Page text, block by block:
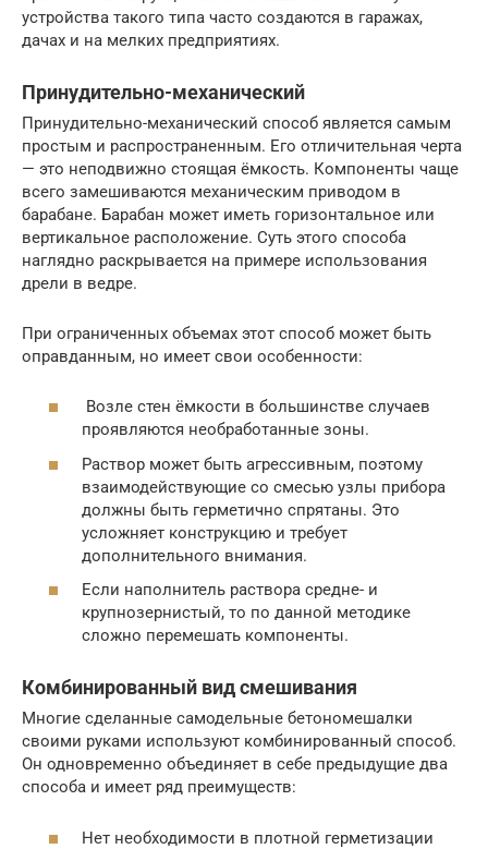
устройства такого типа часто создаются в гаражах,
дачах и на мелких предприятиях.
Принудительно-механический
Принудительно-механический способ является самым
простым и распространенным. Его отличительная черта
— это неподвижно стоящая ёмкость. Компоненты чаще
всего замешиваются механическим приводом в
барабане. Барабан может иметь горизонтальное или
вертикальное расположение. Суть этого способа
наглядно раскрывается на примере использования
дрели в ведре.
При ограниченных объемах этот способ может быть
оправданным, но имеет свои особенности:
Возле стен ёмкости в большинстве случаев
проявляются необработанные зоны.
Раствор может быть агрессивным, поэтому
взаимодействующие со смесью узлы прибора
должны быть герметично спрятаны. Это
усложняет конструкцию и требует
дополнительного внимания.
Если наполнитель раствора средне- и
крупнозернистый, то по данной методике
сложно перемешать компоненты.
Комбинированный вид смешивания
Многие сделанные самодельные бетономешалки
своими руками используют комбинированный способ.
Он одновременно объединяет в себе предыдущие два
способа и имеет ряд преимуществ:
Нет необходимости в плотной герметизации